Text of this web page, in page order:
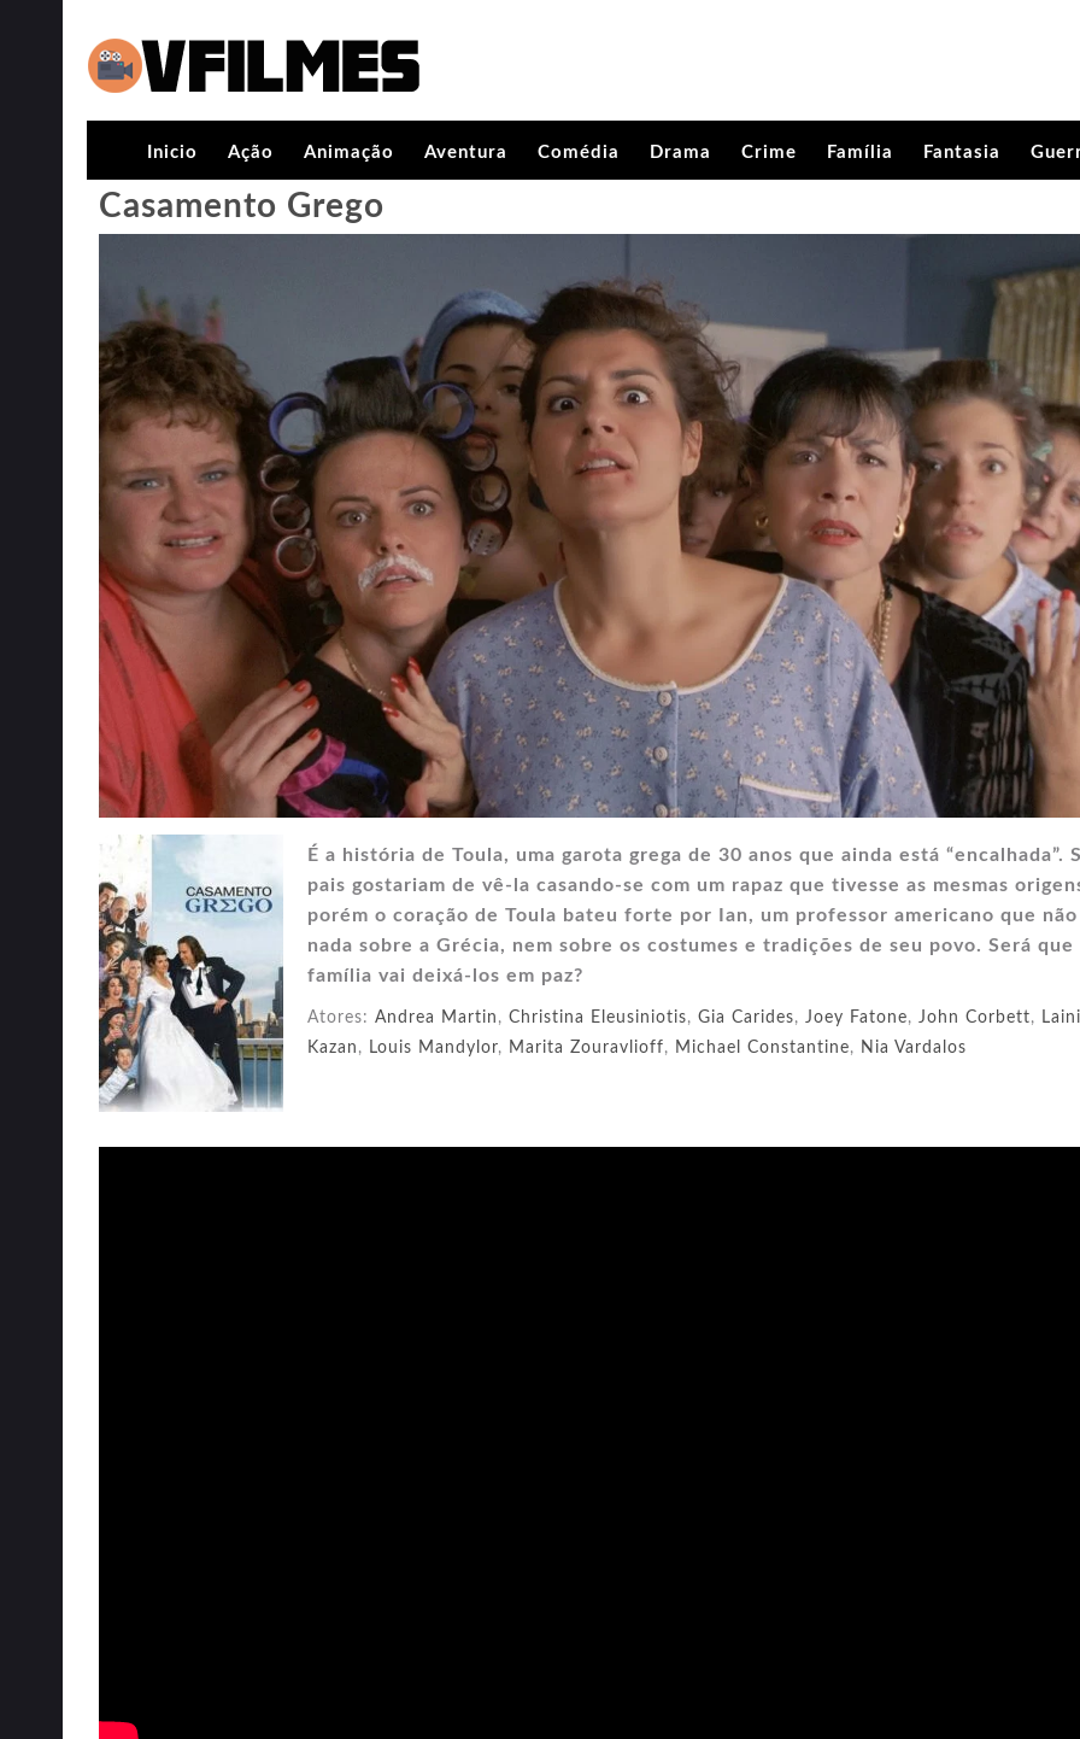
Inicio Ação Animação Aventura Comédia Drama Crime Família Fantasia
Casamento Grego
É a história de Toula, uma garota grega de 30 anos que ainda está “encalhada”.
pais gostariam de vê-la casando-se com um rapaz que tivesse as mesmas
porém o coração de Toula bateu forte por Ian, um professor americano que não
nada sobre a Grécia, nem sobre os costumes e tradições de seu povo. Será que
família vai deixá-los em paz?
Atores: Andrea Martin , Christina Eleusiniotis, Gia Carides, Joey Fatone, John Corbett,
Kazan , Louis Mandylor, Marita Zouravlioff, Michael Constantine, Nia Vardalos